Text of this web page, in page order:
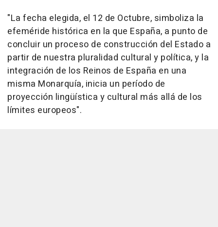
"La fecha elegida, el 12 de Octubre, simboliza la
efeméride histórica en la que España, a punto de
concluir un proceso de construcción del Estado a
partir de nuestra pluralidad cultural y política, y la
integración de los Reinos de España en una
misma Monarquía, inicia un período de
proyección lingüística y cultural más allá de los
límites europeos".